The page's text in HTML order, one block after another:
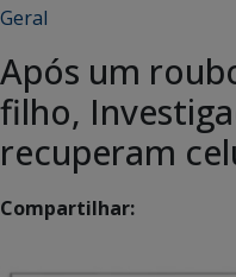
Geral
Após um
filho,
recuperam
Compartilhar: